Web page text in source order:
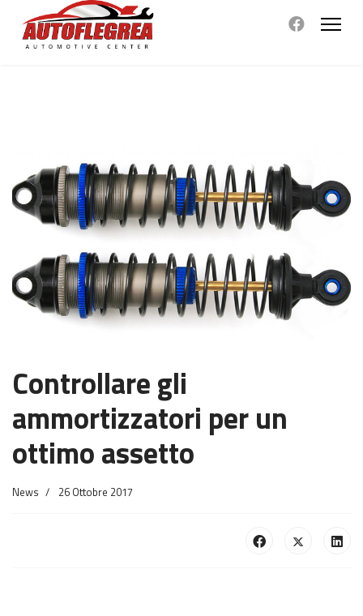
Controllare gli
ammortizzatori per un
ottimo assetto
News 26 Ottobre 2017